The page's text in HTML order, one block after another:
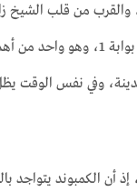
من قلب الشيخ
ليحقق المعادلة الصعبة التي يبحث عنها العملاء في
وفي نفس الوقت
أن الكمبوند يتواجد